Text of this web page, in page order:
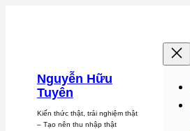
Nguyễn Hữu
Tuyên
Kiến thức thật, trải nghiệm thật
– Tạo nên thu nhập thật